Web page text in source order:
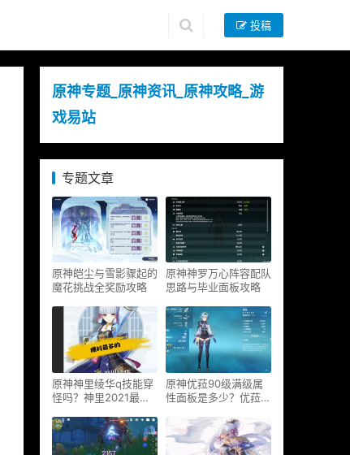
投稿
原神专题_原神资讯_原神攻略_游
戏易站
专题文章
原神皑尘与雪影骤起的
魔花挑战全奖励攻略
原神神罗万心阵容配队
思路与毕业面板攻略
原神神里绫华q技能穿
怪吗？神里2021最新
原神优菈90级满级属
性面板是多少？优菈大